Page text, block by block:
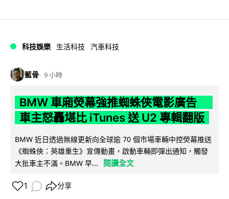
科技娛樂 生活科技 汽車科技
藍骨 9 小時
BMW 車廂熒幕強推蜘蛛俠電影廣告
車主怒轟堪比 iTunes 送 U2 專輯翻版
BMW 近日透過無線更新向全球逾 70 個市場車輛中控熒幕推送
《蜘蛛俠：英雄重生》宣傳動畫，啟動車輛即彈出通知，觸發
大批車主不滿。BMW 早...
閱讀全文
1 分享